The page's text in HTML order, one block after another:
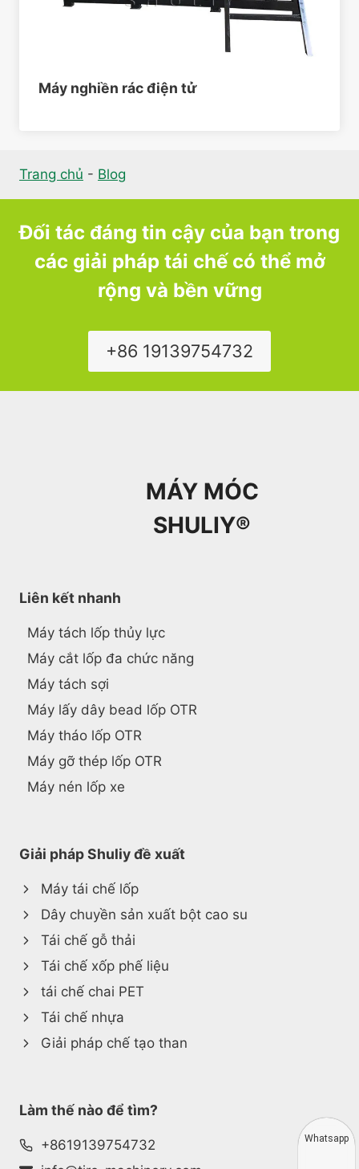
Máy nghiền rác điện tử
Trang chủ - Blog
Đối tác đáng tin cậy của bạn trong
các giải pháp tái chế có thể mở
rộng và bền vững
+86 19139754732
MÁY MÓC
SHULIY®
Liên kết nhanh
Máy tách lốp thủy lực
Máy cắt lốp đa chức năng
Máy tách sợi
Máy lấy dây bead lốp OTR
Máy tháo lốp OTR
Máy gỡ thép lốp OTR
Máy nén lốp xe
Giải pháp Shuliy đề xuất
Máy tái chế lốp
Dây chuyền sản xuất bột cao su
Tái chế gỗ thải
Tái chế xốp phế liệu
tái chế chai PET
Tái chế nhựa
Giải pháp chế tạo than
Làm thế nào để tìm?
+8619139754732
Whatsapp